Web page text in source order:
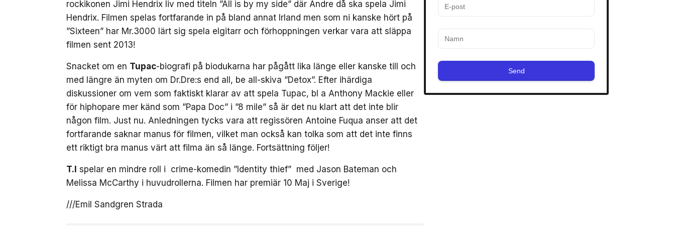
rockikonen Jimi Hendrix liv med titeln ”All is by my side” där Andre då ska spela Jimi
Hendrix. Filmen spelas fortfarande in på bland annat Irland men som ni kanske hört på
”Sixteen” har Mr.3000 lärt sig spela elgitarr och förhoppningen verkar vara att släppa
filmen sent 2013!
Snacket om en Tupac-biografi på biodukarna har pågått lika länge eller kanske till och
med längre än myten om Dr.Dre:s end all, be all-skiva ”Detox”. Efter ihärdiga
diskussioner om vem som faktiskt klarar av att spela Tupac, bl a Anthony Mackie eller
för hiphopare mer känd som ”Papa Doc” i ”8 mile” så är det nu klart att det inte blir
någon film. Just nu. Anledningen tycks vara att regissören Antoine Fuqua anser att det
fortfarande saknar manus för filmen, vilket man också kan tolka som att det inte finns
ett riktigt bra manus värt att filma än så länge. Fortsättning följer!
T.I spelar en mindre roll i crime-komedin ”Identity thief” med Jason Bateman och
Melissa McCarthy i huvudrollerna. Filmen har premiär 10 Maj i Sverige!
///Emil Sandgren Strada
Send